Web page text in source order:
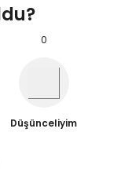
0
Düşünceliyim